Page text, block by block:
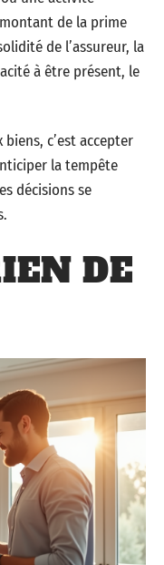
de la prime
de l’assureur, la
à être présent, le
c’est accepter
la tempête
décisions se
DE